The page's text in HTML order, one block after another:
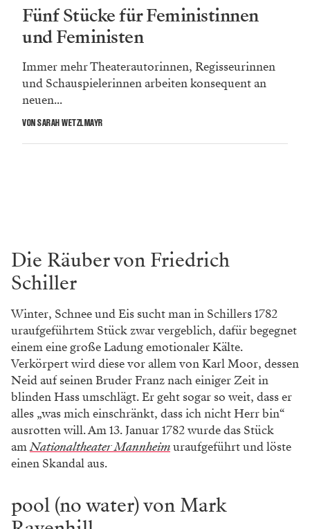
Fünf Stücke für Feministinnen
und Feministen
Immer mehr Theaterautorinnen, Regisseurinnen
und Schauspielerinnen arbeiten konsequent an
neuen...
VON SARAH WETZLMAYR
Die Räuber von Friedrich
Schiller
Winter, Schnee und Eis sucht man in Schillers 1782
uraufgeführtem Stück zwar vergeblich, dafür begegnet
einem eine große Ladung emotionaler Kälte.
Verkörpert wird diese vor allem von Karl Moor, dessen
Neid auf seinen Bruder Franz nach einiger Zeit in
blinden Hass umschlägt. Er geht sogar so weit, dass er
alles „was mich einschränkt, dass ich nicht Herr bin“
ausrotten will. Am 13. Januar 1782 wurde das Stück
amNationaltheaterMannheimuraufgeführt und löste
einen Skandal aus.
pool (no water) von Mark